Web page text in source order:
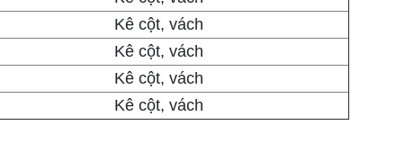
Kê cột, vách
Kê cột, vách
Kê cột, vách
Kê cột, vách